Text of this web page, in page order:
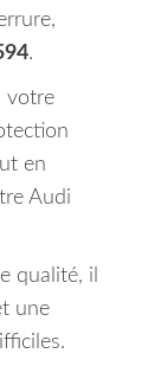
.
votre
en
Audi
qualité, il
une